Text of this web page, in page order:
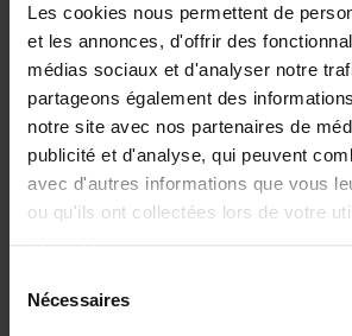
Les cookies nous permettent de
et les annonces, d'offrir des
médias sociaux et d'analyser notre
partageons également des
notre site avec nos partenaires de
publicité et d'analyse, qui peuvent
avec d'autres informations que vous
ou qu'ils ont collectées lors de votre
Nécessaires
Digital
completely
Clo Willaerts
Couverture souple
2022
€35,50